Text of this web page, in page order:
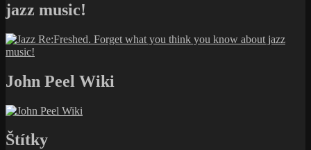
jazz music!
John Peel Wiki
Štítky